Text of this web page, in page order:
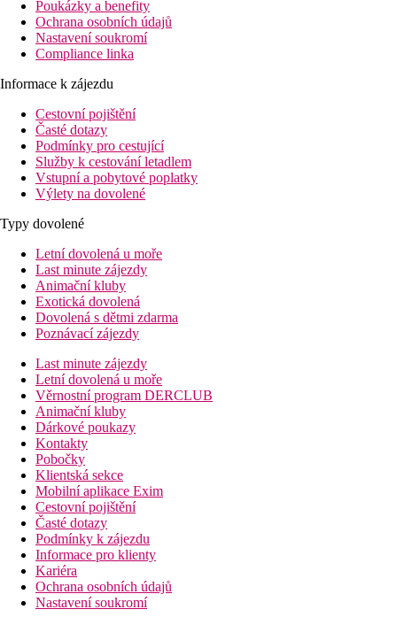
Poukázky a benefity
Ochrana osobních údajů
Nastavení soukromí
Compliance linka
Informace k zájezdu
Cestovní pojištění
Časté dotazy
Podmínky pro cestující
Služby k cestování letadlem
Vstupní a pobytové poplatky
Výlety na dovolené
Typy dovolené
Letní dovolená u moře
Last minute zájezdy
Animační kluby
Exotická dovolená
Dovolená s dětmi zdarma
Poznávací zájezdy
Last minute zájezdy
Letní dovolená u moře
Věrnostní program DERCLUB
Animační kluby
Dárkové poukazy
Kontakty
Pobočky
Klientská sekce
Mobilní aplikace Exim
Cestovní pojištění
Časté dotazy
Podmínky k zájezdu
Informace pro klienty
Kariéra
Ochrana osobních údajů
Nastavení soukromí